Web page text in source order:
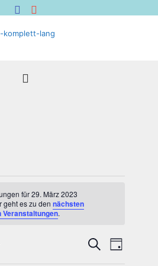
für 29. März 2023
geht es zu dennächsten
.
Suche
SucheTag